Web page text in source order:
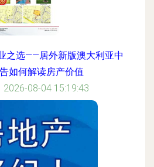
之选——居外新版澳大利亚中
如何解读房产价值
08-04 15:19:43